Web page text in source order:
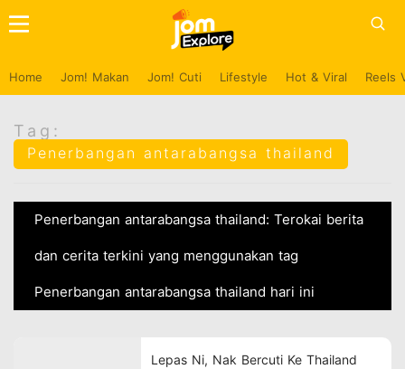
Home Jom! Makan Jom! Cuti Lifestyle Hot & Viral Reels
Tag:
Penerbangan antarabangsa thailand
Penerbangan antarabangsa thailand: Terokai berita
dan cerita terkini yang menggunakan tag
Penerbangan antarabangsa thailand hari ini
Lepas Ni, Nak Bercuti Ke Thailand